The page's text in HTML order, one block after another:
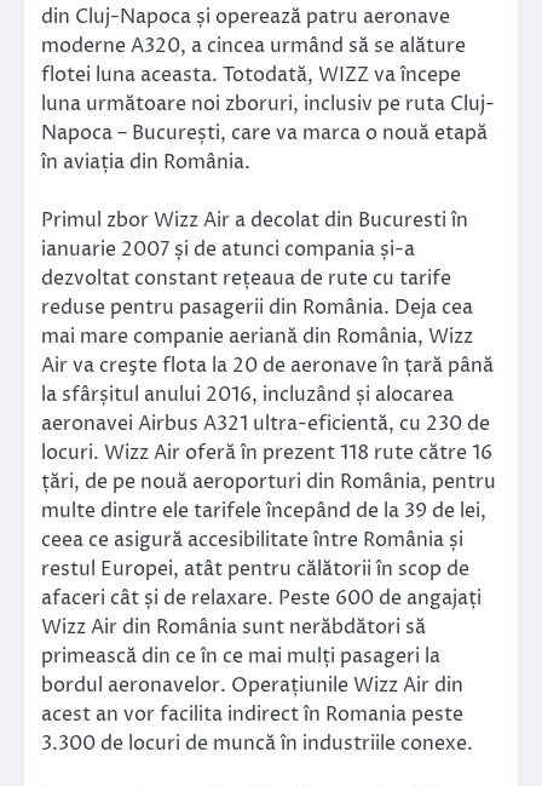
din Cluj-Napoca și operează patru aeronave
moderne A320, a cincea urmând să se alăture
flotei luna aceasta. Totodată, WIZZ va începe
luna următoare noi zboruri, inclusiv pe ruta Cluj-
Napoca – București, care va marca o nouă etapă
în aviația din România.
Primul zbor Wizz Air a decolat din Bucuresti în
ianuarie 2007 și de atunci compania și-a
dezvoltat constant rețeaua de rute cu tarife
reduse pentru pasagerii din România. Deja cea
mai mare companie aeriană din România, Wizz
Air va creşte flota la 20 de aeronave în țară până
la sfârșitul anului 2016, incluzând și alocarea
aeronavei Airbus A321 ultra-eficientă, cu 230 de
locuri. Wizz Air oferă în prezent 118 rute către 16
țări, de pe nouă aeroporturi din România, pentru
multe dintre ele tarifele începând de la 39 de lei,
ceea ce asigură accesibilitate între România și
restul Europei, atât pentru călătorii în scop de
afaceri cât și de relaxare. Peste 600 de angajați
Wizz Air din România sunt nerăbdători să
primească din ce în ce mai mulți pasageri la
bordul aeronavelor. Operațiunile Wizz Air din
acest an vor facilita indirect în Romania peste
3.300 de locuri de muncă în industriile conexe.